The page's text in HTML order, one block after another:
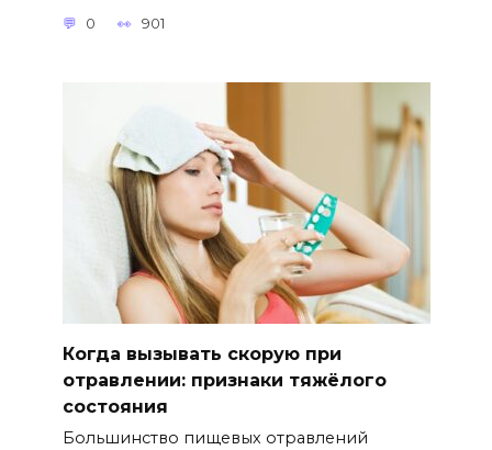
0 901
Когда вызывать скорую при
отравлении: признаки тяжёлого
состояния
Большинство пищевых отравлений